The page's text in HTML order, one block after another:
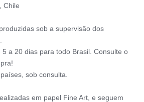
Chile
sob a supervisão dos
a 20 dias para todo Brasil. Consulte o
sob consulta.
em papel Fine Art, e seguem